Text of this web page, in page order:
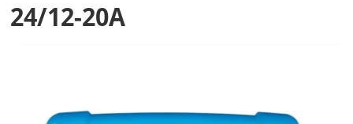
24/12-20A